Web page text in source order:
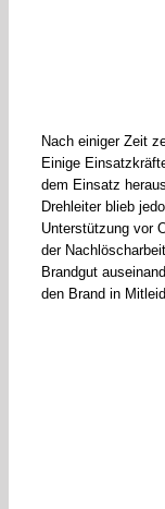
Nach einiger Zeit
Einige
dem Einsatz
Drehleiter blieb
Unterstützung vor
der
Brandgut
den Brand in